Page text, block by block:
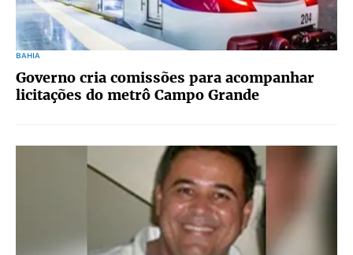
BAHIA
Governo cria comissões para acompanhar
licitações do metrô Campo Grande